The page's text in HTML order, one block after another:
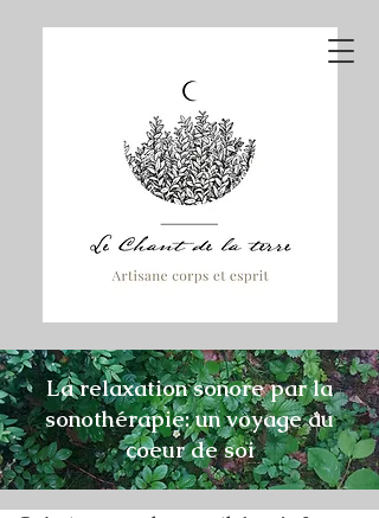
La relaxation sonore par la
sonothérapie: un voyage au
coeur de soi